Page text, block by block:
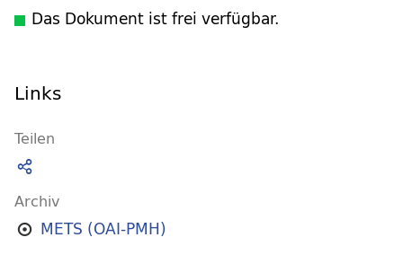
Das Dokument ist frei verfügbar.
Links
Teilen
Archiv
METS (OAI-PMH)